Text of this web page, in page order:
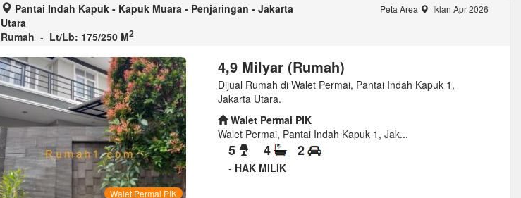
Pantai Indah Kapuk - Kapuk Muara - Penjaringan - Jakarta
Utara
Rumah - Lt/Lb: 175/250 M2
Peta Area Iklan Apr 2026
Walet Permai PIK
4,9 Milyar (Rumah)
Dijual Rumah di Walet Permai, Pantai Indah Kapuk 1,
Jakarta Utara.
Walet Permai PIK
Walet Permai, Pantai Indah Kapuk 1, Jak...
5 4 2
- HAK MILIK